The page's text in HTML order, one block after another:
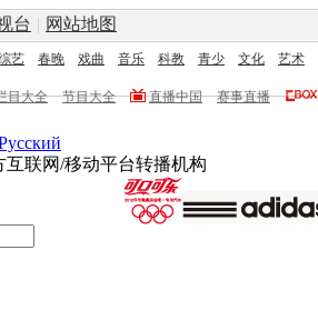
台 | 网站地图
艺 春晚 戏曲 音乐 科教 青少 文化 艺术
目大全 节目大全 直播中国
赛事直播
互联网/移动平台转播机构